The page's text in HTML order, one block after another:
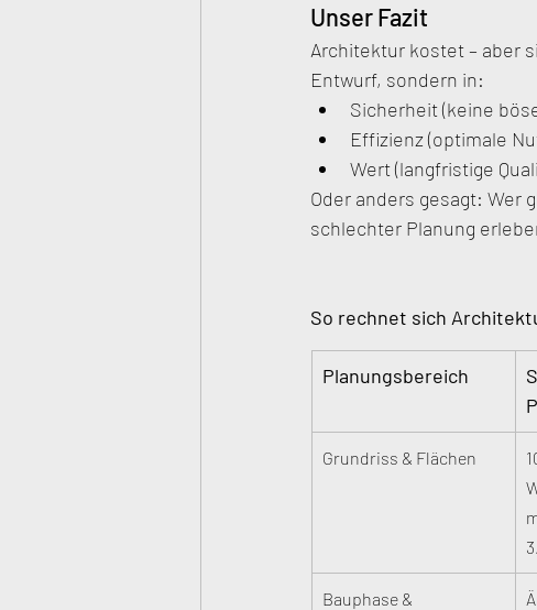
Unser Fazit
Architektur kostet – aber
Entwurf, sondern in:
Sicherheit (keine
Effizienz (optimale
Wert (langfristige
Oder anders gesagt: Wer
schlechter Planung
So rechnet sich
Planungsbereich
Grundriss & Flächen
Bauphase &